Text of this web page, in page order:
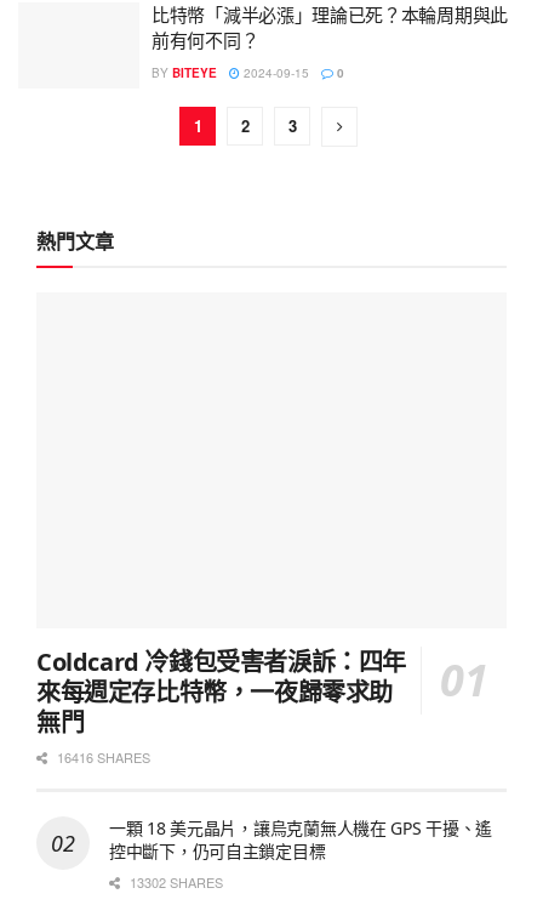
比特幣「減半必漲」理論已死？本輪周期與此
前有何不同？
BY BITEYE 2024-09-15 0
1 2 3
熱門文章
Coldcard 冷錢包受害者淚訴：四年
來每週定存比特幣，一夜歸零求助
無門
16416 SHARES
一顆 18 美元晶片，讓烏克蘭無人機在 GPS 干擾、遙
控中斷下，仍可自主鎖定目標
13302 SHARES